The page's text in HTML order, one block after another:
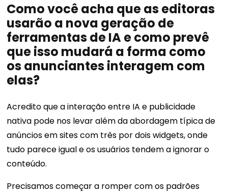
Como você acha que as editoras
usarão a nova geração de
ferramentas de IA e como prevê
que isso mudará a forma como
os anunciantes interagem com
elas?
Acredito que a interação entre IA e publicidade
nativa pode nos levar além da abordagem típica de
anúncios em sites com três por dois widgets, onde
tudo parece igual e os usuários tendem a ignorar o
conteúdo.
Precisamos começar a romper com os padrões